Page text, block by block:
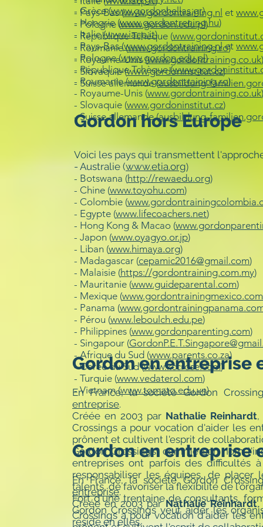
- Grèce (www.gordonhellas.gr)
- Hongrie (www.gordontrening.hu)
- Italie (www.iacp.it)
- Pays-Bas (www.gordontraining.nlet
- Pologne (www.gordon.edu.pl)
- République Tchèque (
- Roumanie (www.gordontraining.ro)
- Royaume-Unis (www.gordontraining.co.uk)
- Slovaquie (www.gordoninstitut.cz)
- Suisse allemande (ausbildung-
Gordon en entreprise
En France, la société Gordon
entreprise.
Créée en 2003 par Nathalie Reinhardt,
Crossings a pour vocation d'aider les
prônent et cultivent l'esprit de
Gordon Crossings, comme son nom
entreprises ont parfois des difficultés
responsabiliser les équipes, de
talents, de favoriser la flexibilité de
Fort d'une trentaine de consultants,
Gordon Crossings veut aider les
réside en elles.
- Pays-Bas (www.gordontraining.nl et
- Pologne (www.gordon.edu.pl)
- République Tchèque (
- Roumanie (www.gordontraining.ro)
- Royaume-Unis (www.gordontraining.co.uk)
- Slovaquie (www.gordoninstitut.cz)
- Suisse allemande (ausbildung-
Gordon hors Europe
Voici les pays qui transmettent
- Australie (www.etia.org)
- Botswana (http://rewaedu.org)
- Chine (www.toyohu.com)
- Colombie (
- Egypte (www.lifecoachers.net)
- Hong Kong & Macao (
- Japon (www.oyagyo.or.jp)
- Liban (www.himaya.org)
- Madagascar (cepamic2016@gmail.com)
- Malaisie (https://gordontraining.com.my)
- Mauritanie (www.guideparental.com)
- Mexique (www.gordontrainingmexico.com
- Panama (
- Pérou (www.leboulch.edu.pe)
- Philippines (www.gordonparenting.com)
- Singapour (
- Afrique du Sud (www.parents.co.za)
- Corée du Sud (www.kccrose.com)
- Turquie (www.vedaterol.com)
- Vietnam (www.tomato.edu.vn)
Gordon en entreprise
En France, la société Gordon
entreprise.
Créée en 2003 parNathalie Reinhardt,
Crossings a pour vocation d'aider les